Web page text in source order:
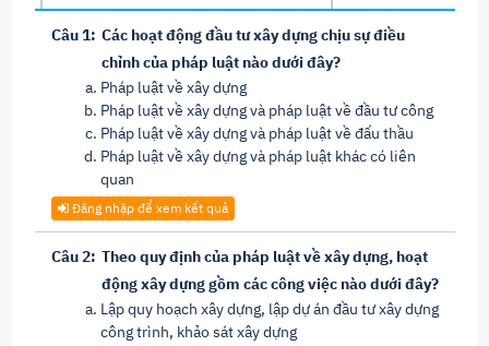
Câu 1: Các hoạt động đầu tư xây dựng chịu sự điều
chỉnh của pháp luật nào dưới đây?
Pháp luật về xây dựng
Pháp luật về xây dựng và pháp luật về đầu tư công
Pháp luật về xây dựng và pháp luật về đấu thầu
Pháp luật về xây dựng và pháp luật khác có liên
quan
Đăng nhập để xem kết quả
Câu 2: Theo quy định của pháp luật về xây dựng, hoạt
động xây dựng gồm các công việc nào dưới đây?
Lập quy hoạch xây dựng, lập dự án đầu tư xây dựng
công trình, khảo sát xây dựng